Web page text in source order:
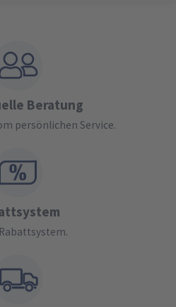
Beratung
persönlichen Service.